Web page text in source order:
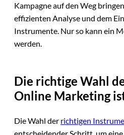
Kampagne auf den Weg
effizienten Analyse und dem
Instrumente. Nur so kann ein
werden.
Die richtige Wahl
Online Marketing
Die Wahl der richtigen